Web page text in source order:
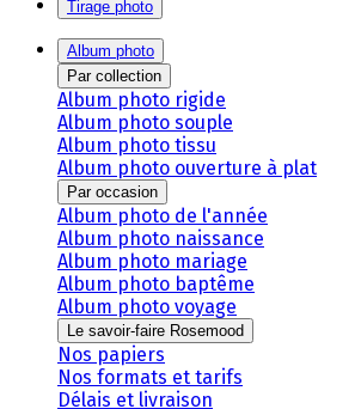
Tirage photo
Album photo
Par collection
Album photo rigide
Album photo souple
Album photo tissu
Album photo ouverture à plat
Par occasion
Album photo de l'année
Album photo naissance
Album photo mariage
Album photo baptême
Album photo voyage
Le savoir-faire Rosemood
Nos papiers
Nos formats et tarifs
Délais et livraison